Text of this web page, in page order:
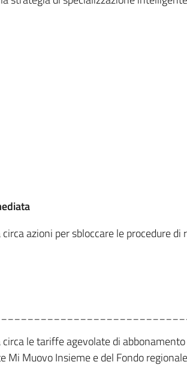
azioni per sbloccare le procedure di
le tariffe agevolate di
Muovo Insieme e del Fondo